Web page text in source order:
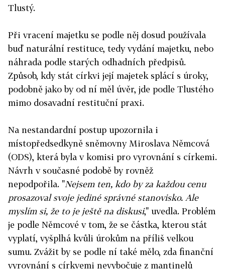
Tlustý.
Při vracení majetku se podle něj dosud používala
buď naturální restituce, tedy vydání majetku, nebo
náhrada podle starých odhadních předpisů.
Způsob, kdy stát církvi její majetek splácí s úroky,
podobně jako by od ní měl úvěr, jde podle Tlustého
mimo dosavadní restituční praxi.
Na nestandardní postup upozornila i
místopředsedkyně sněmovny Miroslava Němcová
(ODS), která byla v komisi pro vyrovnání s církemi.
Návrh v současné podobě by rovněž
nepodpořila. "Nejsem ten, kdo by za každou cenu
prosazoval svoje jediné správné stanovisko. Ale
myslím si, že to je ještě na diskusi," uvedla. Problém
je podle Němcové v tom, že se částka, kterou stát
vyplatí, vyšplhá kvůli úrokům na příliš velkou
sumu. Zvážit by se podle ní také mělo, zda finanční
vyrovnání s církvemi nevybočuje z mantinelů